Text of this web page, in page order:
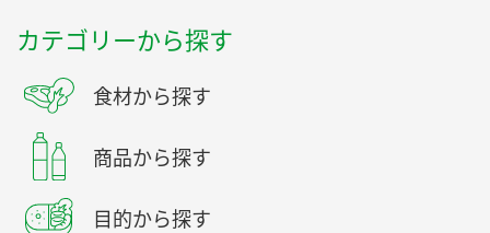
カテゴリーから探す
食材から探す
商品から探す
目的から探す